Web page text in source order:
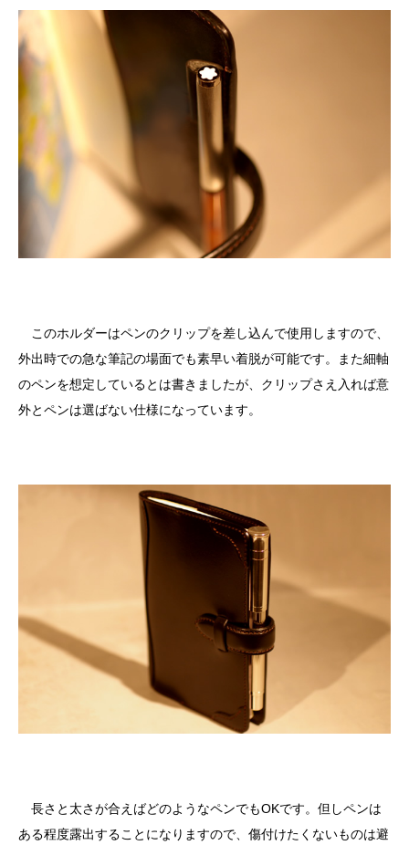
このホルダーはペンのクリップを差し込んで使用しますので、
外出時での急な筆記の場面でも素早い着脱が可能です。また細軸
のペンを想定しているとは書きましたが、クリップさえ入れば意
外とペンは選ばない仕様になっています。
長さと太さが合えばどのようなペンでもOKです。但しペンは
ある程度露出することになりますので、傷付けたくないものは避